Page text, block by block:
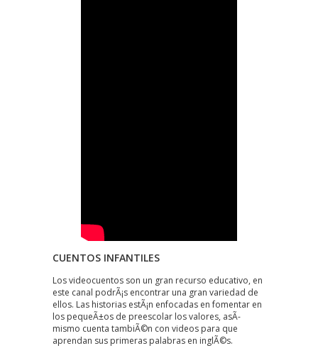
CUENTOS INFANTILES
Los videocuentos son un gran recurso educativo, en
este canal podrÃ¡s encontrar una gran variedad de
ellos. Las historias estÃ¡n enfocadas en fomentar en
los pequeÃ±os de preescolar los valores, asÃ­
mismo cuenta tambiÃ©n con videos para que
aprendan sus primeras palabras en inglÃ©s.